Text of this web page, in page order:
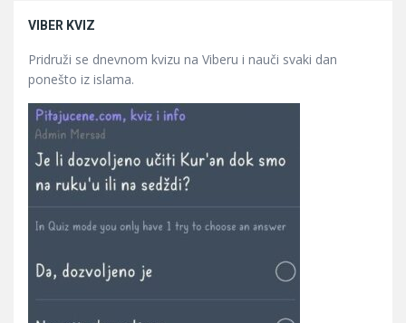
VIBER KVIZ
Pridruži se dnevnom kvizu na Viberu i nauči svaki dan
ponešto iz islama.